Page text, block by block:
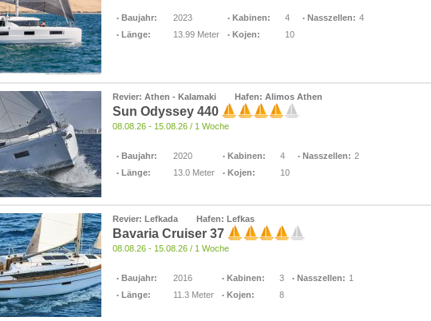
Baujahr:
2023
Länge:
13.99 Meter
Kabinen:
4
Kojen:
10
Nasszellen: 4
Revier: Athen - Kalamaki Hafen: Alimos Athen
Sun Odyssey 440
08.08.26 - 15.08.26 / 1 Woche
Baujahr:
2020
Länge:
13.0 Meter
Kabinen:
4
Kojen:
10
Nasszellen: 2
Revier: Lefkada Hafen: Lefkas
Bavaria Cruiser 37
08.08.26 - 15.08.26 / 1 Woche
Baujahr:
2016
Länge:
11.3 Meter
Kabinen:
3
Kojen:
8
Nasszellen: 1